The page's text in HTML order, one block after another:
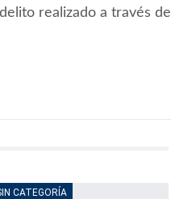
realizado a través de
CATEGORÍA